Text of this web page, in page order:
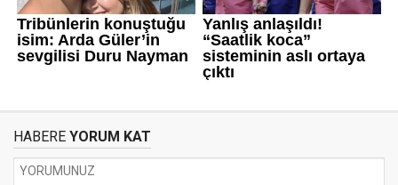
HABERE YORUM KAT